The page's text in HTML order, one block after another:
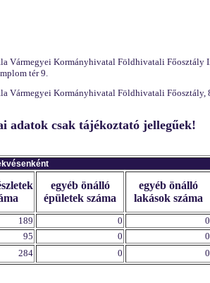
Vármegyei Kormányhivatal Földhivatali Főosztály
tér 9.
Vármegyei Kormányhivatal Földhivatali Főosztály,
adatok csak tájékoztató jellegűek!
egyéb önálló
épületek száma
egyéb önálló
lakások száma
189 0
0
95 0 0
284 0 0